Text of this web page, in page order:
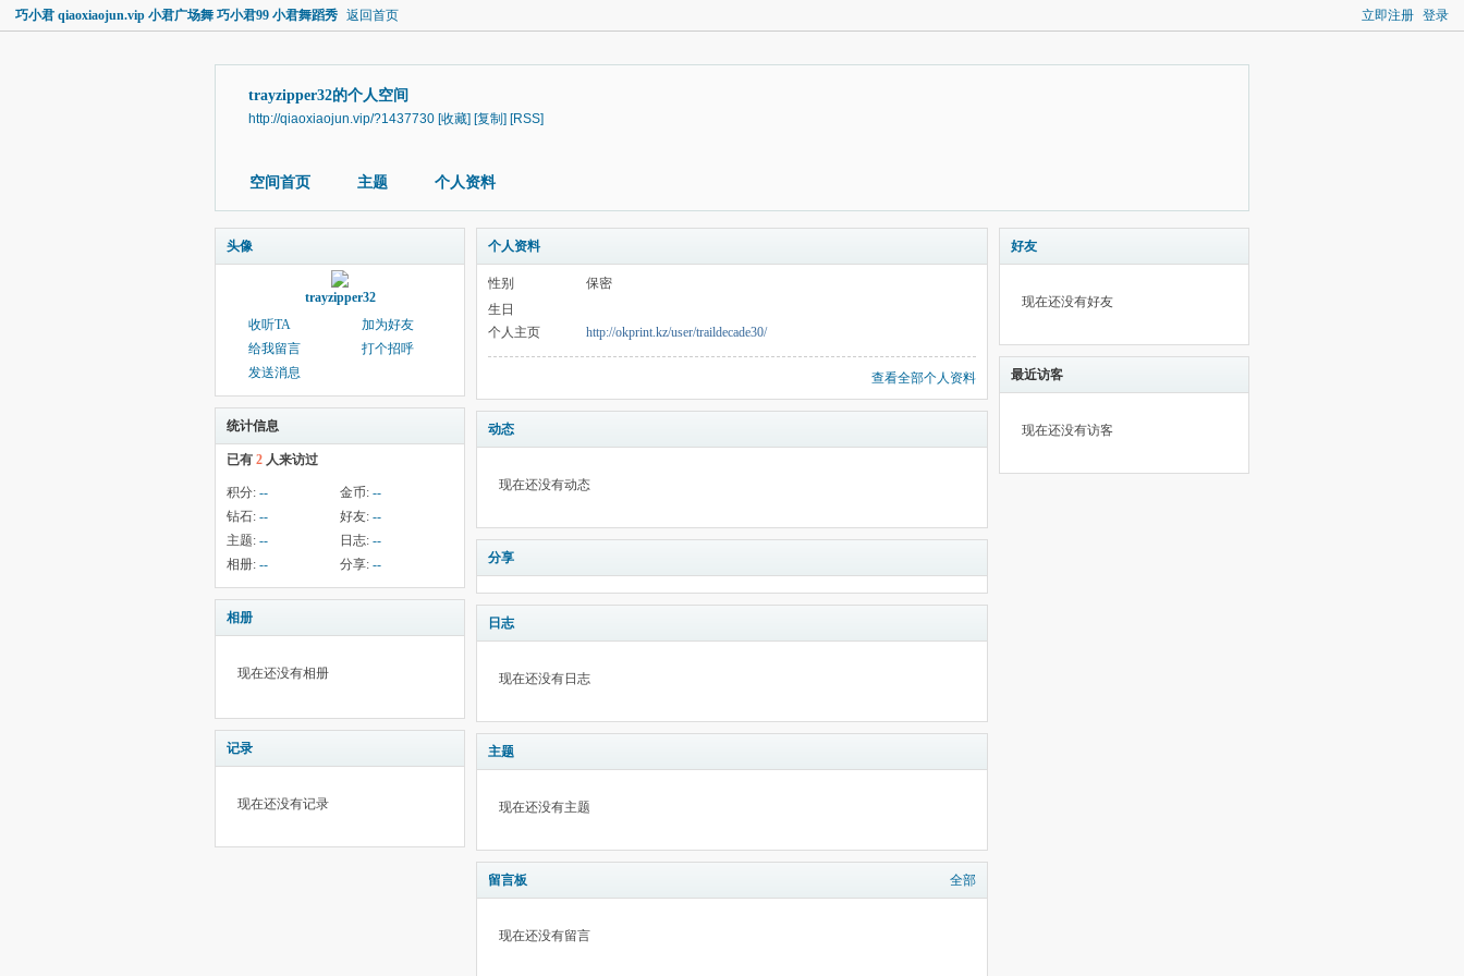
立即注册 登录
巧小君 qiaoxiaojun.vip 小君广场舞 巧小君99 小君舞蹈秀 返回首页
trayzipper32的个人空间
http://qiaoxiaojun.vip/?1437730 [收藏] [复制] [RSS]
空间首页 主题 个人资料
头像
trayzipper32
收听TA
加为好友
给我留言
打个招呼
发送消息
统计信息
已有 2 人来访过
积分: -- 金币: --
钻石: -- 好友: --
主题: -- 日志: --
相册: -- 分享: --
相册
现在还没有相册
记录
现在还没有记录
个人资料
性别
保密
生日
个人主页
http://okprint.kz/user/traildecade30/
查看全部个人资料
动态
现在还没有动态
分享
日志
现在还没有日志
主题
现在还没有主题
留言板 全部
现在还没有留言
好友
现在还没有好友
最近访客
现在还没有访客